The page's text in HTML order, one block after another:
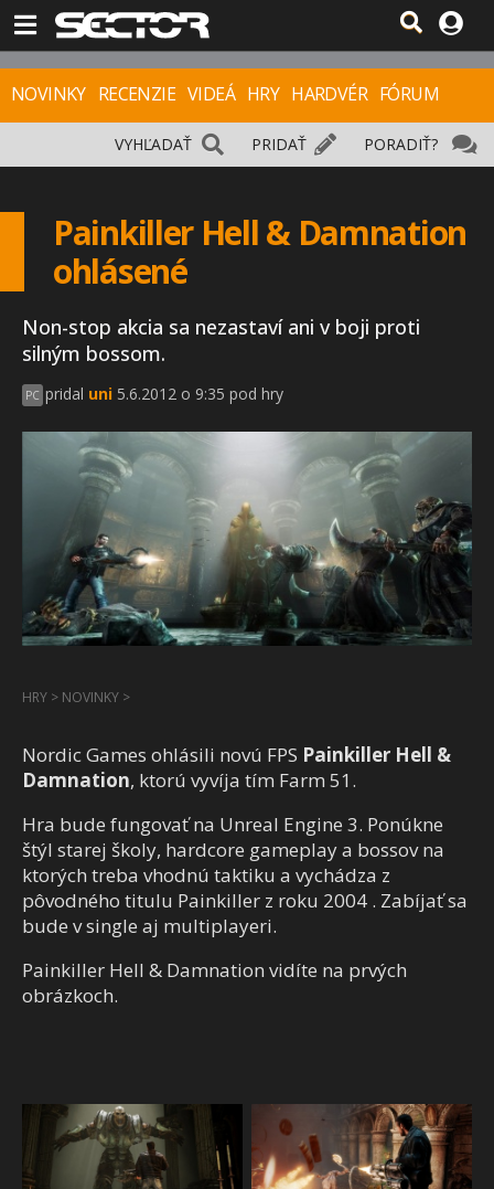
NOVINKY RECENZIE VIDEÁ HRY HARDVÉR FÓRUM
PORADIŤ?
PRIDAŤ
VYHĽADAŤ
Painkiller Hell & Damnation
ohlásené
Non-stop akcia sa nezastaví ani v boji proti
silným bossom.
PC pridal uni 5.6.2012 o 9:35 pod hry
HRY > NOVINKY >
Nordic Games ohlásili novú FPS Painkiller Hell &
Damnation, ktorú vyvíja tím Farm 51.
Hra bude fungovať na Unreal Engine 3. Ponúkne
štýl starej školy, hardcore gameplay a bossov na
ktorých treba vhodnú taktiku a vychádza z
pôvodného titulu Painkiller z roku 2004 . Zabíjať sa
bude v single aj multiplayeri.
Painkiller Hell & Damnation vidíte na prvých
obrázkoch.